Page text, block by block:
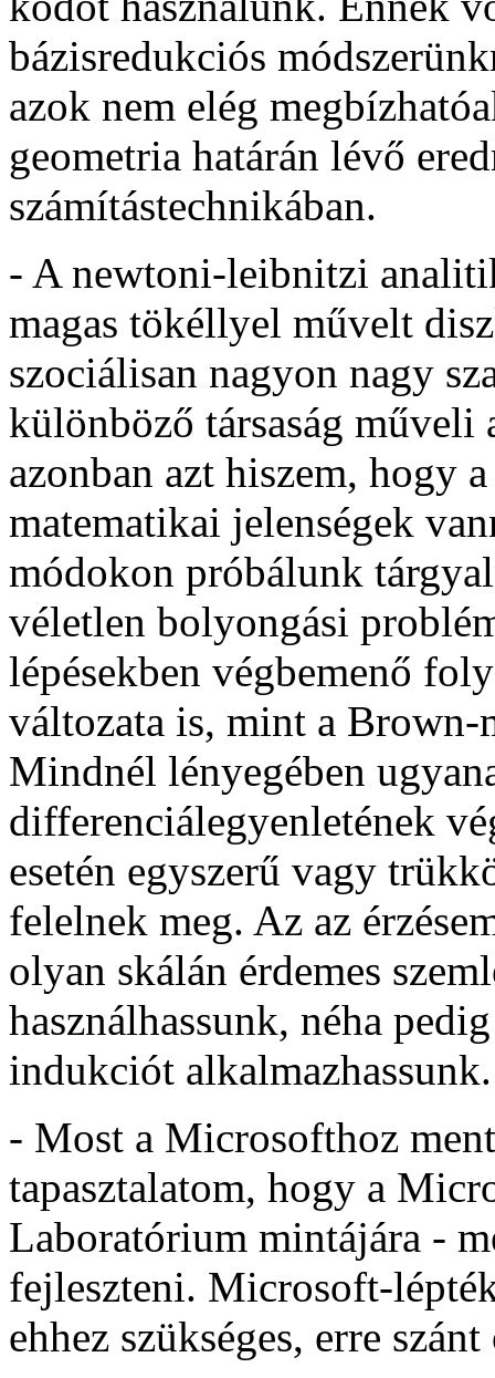
bázisredukciós
azok nem elég
geometria határán lévő
számítástechnikában.
- A newtoni-leibnitzi
magas tökéllyel művelt
szociálisan nagyon nagy
különböző társaság műveli
azonban azt hiszem, hogy
matematikai jelenségek
módokon próbálunk
véletlen bolyongási
lépésekben végbemenő
változata is, mint a Brown-
Mindnél lényegében
differenciálegyenletének
esetén egyszerű vagy
felelnek meg. Az az
olyan skálán érdemes
használhassunk, néha
indukciót alkalmazhassunk.
- Most a Microsofthoz
tapasztalatom, hogy a
Laboratórium mintájára -
fejleszteni. Microsoft-
ehhez szükséges, erre